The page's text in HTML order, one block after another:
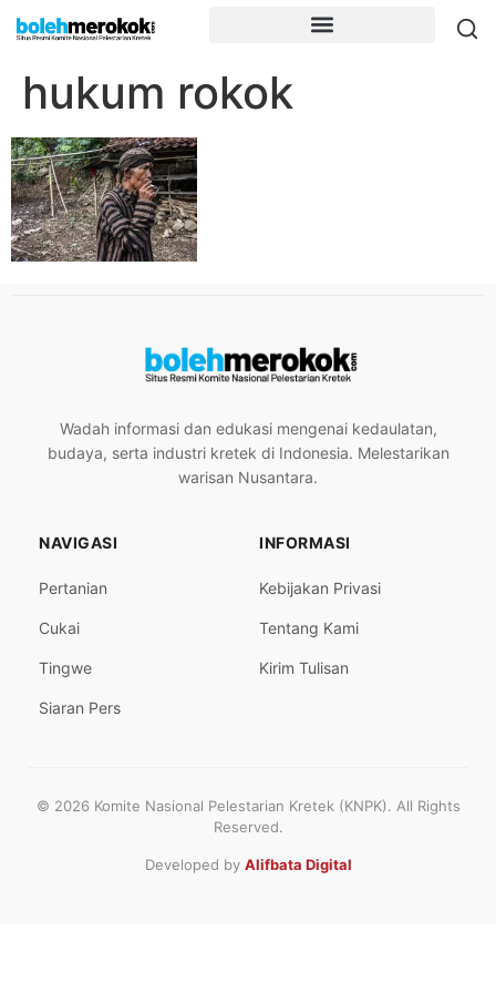
hukum rokok
Wadah informasi dan edukasi mengenai kedaulatan,
budaya, serta industri kretek di Indonesia. Melestarikan
warisan Nusantara.
NAVIGASI
Pertanian
Cukai
Tingwe
Siaran Pers
INFORMASI
Kebijakan Privasi
Tentang Kami
Kirim Tulisan
© 2026 Komite Nasional Pelestarian Kretek (KNPK). All Rights
Reserved.
Developed by Alifbata Digital